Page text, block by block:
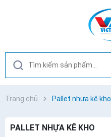
Trang chủ Pallet nhựa kê kho
PALLET NHỰA KÊ KHO